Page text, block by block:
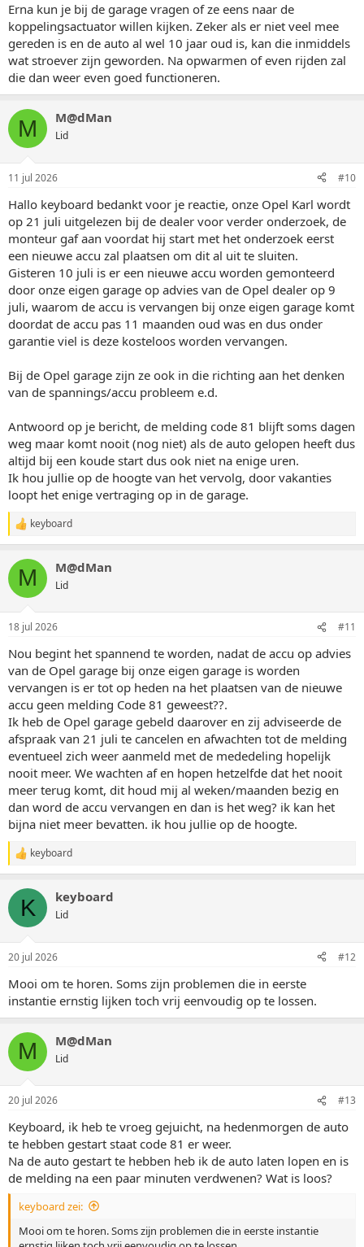
Erna kun je bij de garage vragen of ze eens naar de
koppelingsactuator willen kijken. Zeker als er niet veel mee
gereden is en de auto al wel 10 jaar oud is, kan die inmiddels
wat stroever zijn geworden. Na opwarmen of even rijden zal
die dan weer even goed functioneren.
M M@dMan
Lid
11 jul 2026 #10
Hallo keyboard bedankt voor je reactie, onze Opel Karl wordt
op 21 juli uitgelezen bij de dealer voor verder onderzoek, de
monteur gaf aan voordat hij start met het onderzoek eerst
een nieuwe accu zal plaatsen om dit al uit te sluiten.
Gisteren 10 juli is er een nieuwe accu worden gemonteerd
door onze eigen garage op advies van de Opel dealer op 9
juli, waarom de accu is vervangen bij onze eigen garage komt
doordat de accu pas 11 maanden oud was en dus onder
garantie viel is deze kosteloos worden vervangen.
Bij de Opel garage zijn ze ook in die richting aan het denken
van de spannings/accu probleem e.d.
Antwoord op je bericht, de melding code 81 blijft soms dagen
weg maar komt nooit (nog niet) als de auto gelopen heeft dus
altijd bij een koude start dus ook niet na enige uren.
Ik hou jullie op de hoogte van het vervolg, door vakanties
loopt het enige vertraging op in de garage.
W
a
r
e
n
e
n
:
keyboard
M M@dMan
Lid
18 jul 2026 #11
Nou begint het spannend te worden, nadat de accu op advies
van de Opel garage bij onze eigen garage is worden
vervangen is er tot op heden na het plaatsen van de nieuwe
accu geen melding Code 81 geweest??.
Ik heb de Opel garage gebeld daarover en zij adviseerde de
afspraak van 21 juli te cancelen en afwachten tot de melding
eventueel zich weer aanmeld met de mededeling hopelijk
nooit meer. We wachten af en hopen hetzelfde dat het nooit
meer terug komt, dit houd mij al weken/maanden bezig en
dan word de accu vervangen en dan is het weg? ik kan het
bijna niet meer bevatten. ik hou jullie op de hoogte.
W
a
r
e
n
e
n
:
keyboard
K keyboard
Lid
20 jul 2026 #12
Mooi om te horen. Soms zijn problemen die in eerste
instantie ernstig lijken toch vrij eenvoudig op te lossen.
M M@dMan
Lid
20 jul 2026 #13
Keyboard, ik heb te vroeg gejuicht, na hedenmorgen de auto
te hebben gestart staat code 81 er weer.
Na de auto gestart te hebben heb ik de auto laten lopen en is
de melding na een paar minuten verdwenen? Wat is loos?
keyboard zei:
Mooi om te horen. Soms zijn problemen die in eerste instantie